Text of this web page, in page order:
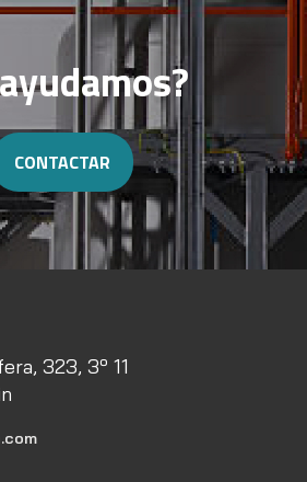
CONTACTAR
323, 3º 11